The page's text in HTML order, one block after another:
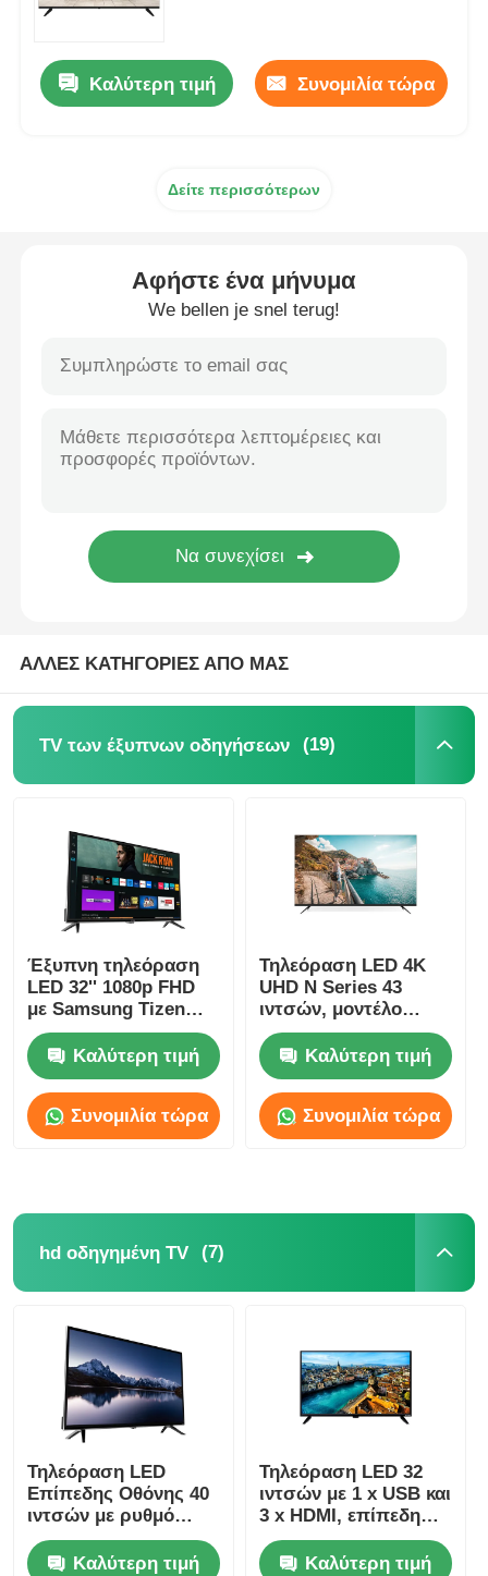
Τηλεόραση 4K LED
Αδιάβροχη τηλεόραση
Καλύτερη τιμή Συνομιλία τώρα
Δείτε περισσότερων
Αφήστε ένα μήνυμα
We bellen je snel terug!
ΑΛΛΕΣ ΚΑΤΗΓΟΡΙΕΣ ΑΠΟ ΜΑΣ
TV των έξυπνων οδηγήσεων (19)
Έξυπνη τηλεόραση
LED 32'' 1080p FHD
με Samsung Tizen
OS, Samsung App
Store για ροή Netflix
Καλύτερη τιμή
Συνομιλία τώρα
Τηλεόραση LED 4K
UHD N Series 43
ιντσών, μοντέλο
2025, Smart
TelevisionΚαλύτερη τιμή
Συνομιλία τώρα
hd οδηγημένη TV (7)
Τηλεόραση LED
Επίπεδης Οθόνης 40
ιντσών με ρυθμό
ανανέωσης 60Hz και
ανάλυση 1080p FHD
Καλύτερη τιμή
Τηλεόραση LED 32
ιντσών με 1 x USB και
3 x HDMI, επίπεδη
οθόνη
Καλύτερη τιμή